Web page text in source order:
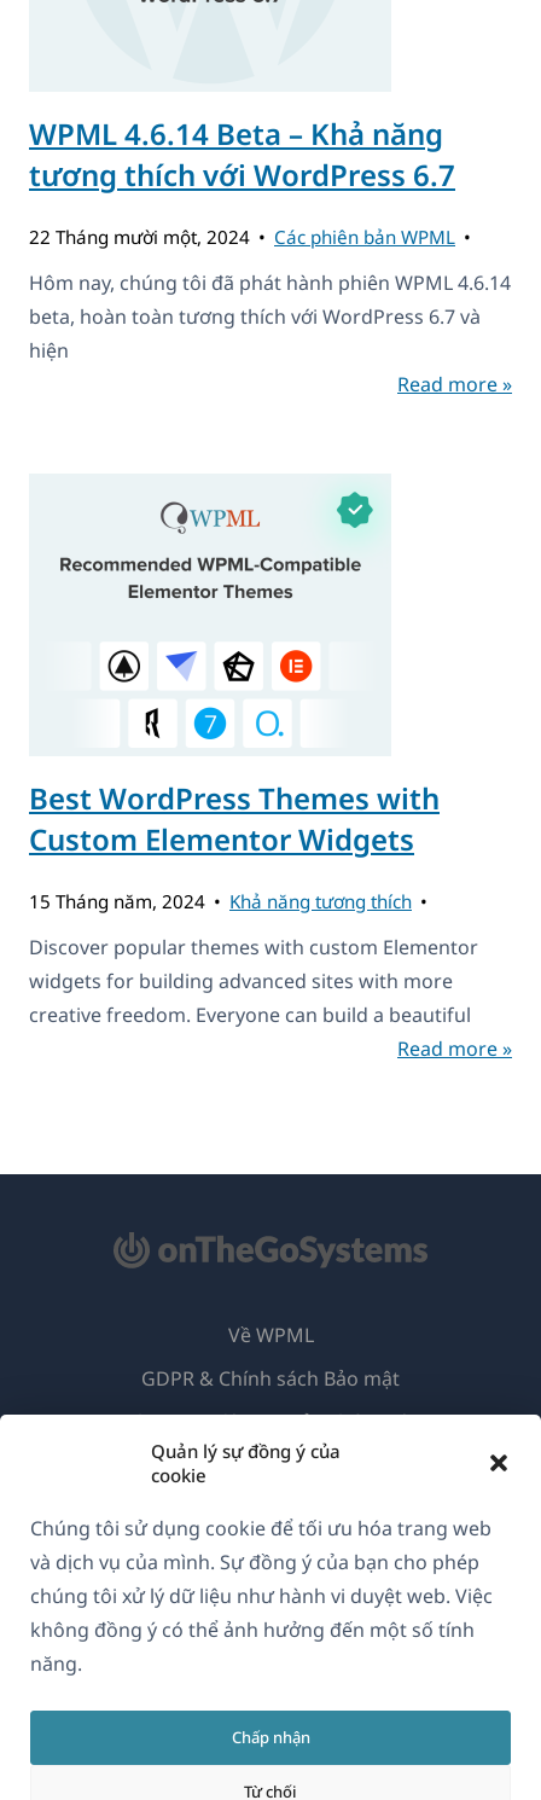
Quản lý sự đồng ý của
cookie
Chúng tôi sử dụng cookie để tối ưu hóa trang web
và dịch vụ của mình. Sự đồng ý của bạn cho phép
chúng tôi xử lý dữ liệu như hành vi duyệt web. Việc
không đồng ý có thể ảnh hưởng đến một số tính
năng.
Chấp nhận
Từ chối
WPML 4.6.14 Beta – Khả năng
tương thích với WordPress 6.7
22 Tháng mười một, 2024 Các phiên bản WPML
Hôm nay, chúng tôi đã phát hành phiên WPML 4.6.14
beta, hoàn toàn tương thích với WordPress 6.7 và
hiện
Read more »
Best WordPress Themes with
Custom Elementor Widgets
15 Tháng năm, 2024 Khả năng tương thích
Discover popular themes with custom Elementor
widgets for building advanced sites with more
creative freedom. Everyone can build a beautiful
Read more »
© 2026 OnTheGoSystems Limited(mở
Vietnamese
Về WPML
GDPR & Chính sách Bảo mật
Tham gia đội ngũ của chúng tôi(mở
sổ
mới)
(mở
cửa
sổ
mới)
(mở
cửa
sổ
mới)
cửa
sổ
mới)